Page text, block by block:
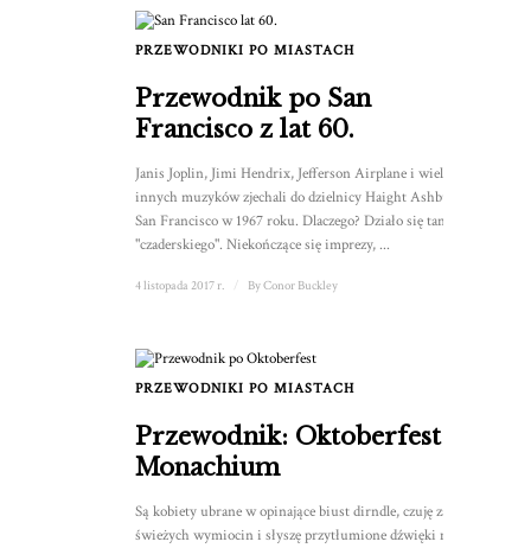
PRZEWODNIKI PO MIASTACH
Przewodnik po San
Francisco z lat 60.
Janis Joplin, Jimi Hendrix, Jefferson Airplane i wielu
innych muzyków zjechali do dzielnicy Haight Ashbury w
San Francisco w 1967 roku. Dlaczego? Działo się tam coś
"czaderskiego". Niekończące się imprezy, ...
4 listopada 2017 r. ByConor Buckley
PRZEWODNIKI PO MIASTACH
Przewodnik: Oktoberfest w
Monachium
Są kobiety ubrane w opinające biust dirndle, czuję zapach
świeżych wymiocin i słyszę przytłumione dźwięki muzyki